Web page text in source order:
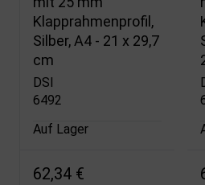
Klapprahmenprofil,
Silber, A4 - 21 x 29,7
cm
DSI
6492
Auf Lager
62,34 €